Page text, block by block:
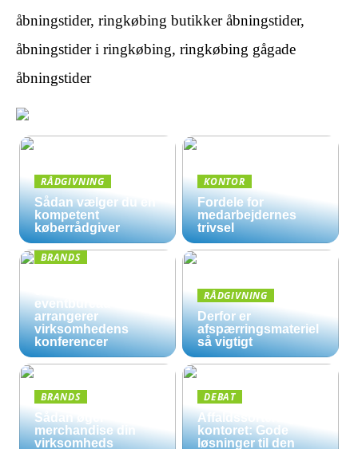
åbningstider, ringkøbing butikker åbningstider,
åbningstider i ringkøbing, ringkøbing gågade
åbningstider
RÅDGIVNING
Sådan vælger du en
kompetent
køberrådgiver
KONTOR
Fordele for
medarbejdernes
trivsel
BRANDS
eventbureau
arrangerer
virksomhedens
konferencer
RÅDGIVNING
Derfor er
afspærringsmateriel
så vigtigt
BRANDS
Sådan øger
merchandise din
virksomheds
DEBAT
Affaldssortering på
kontoret: Gode
løsninger til den